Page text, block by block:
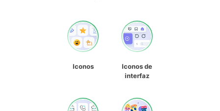
Iconos
Iconos de
interfaz